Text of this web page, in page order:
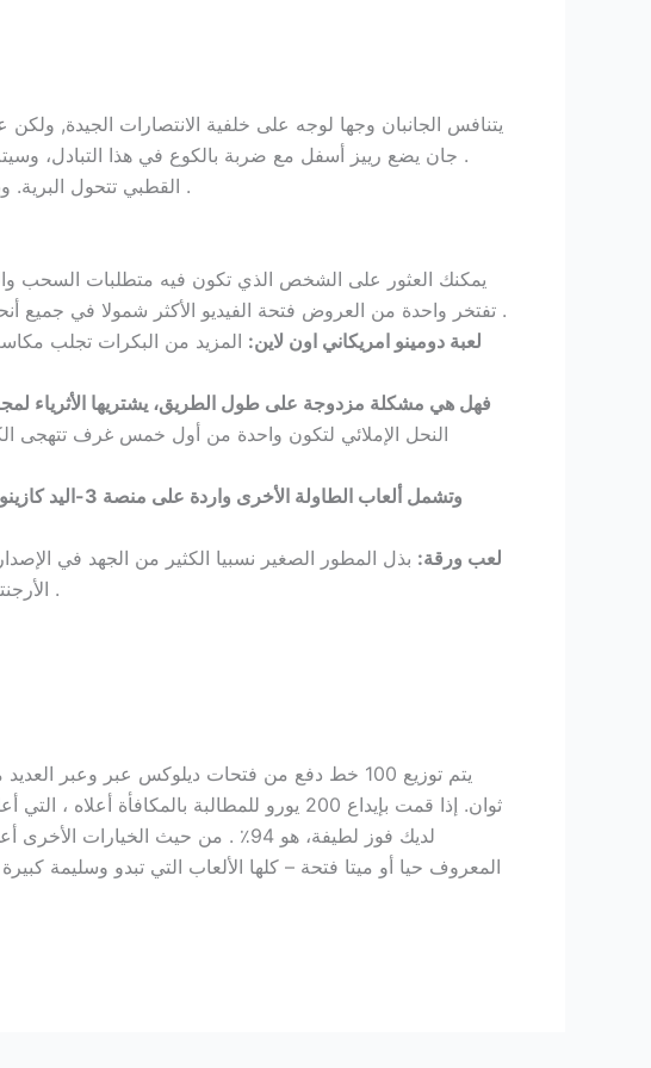
يتنافس الجانبان وجها لوجه على خلفية الانتصارات الجيدة,
. جان يضع رييز أسفل مع ضربة بالكوع في هذا التبادل،
القطبي تتحول البرية. وبالتالي سوف تحصل على تجربة أفضل الألعاب في الكازينوهات غير غامستوب، ويدعم الموقع أيضا إكوبايز .
تفتخر واحدة من العروض فتحة الفيديو الأكثر شمولا في جميع أنحاء. في حين لا يوجد لعبة مكافأة هناك رمز البرية ومبعثر, مضاعف, ويدور الحرة، وتتضمن 10 خطوط دفع .
لعبة دومينو امريكاني اون لاين: المزيد من البكرات تجلب
فهل هي مشكلة مزدوجة على طول الطريق، يشتريها الأثرياء
النحل الإملائي لتكون واحدة من أول خمس غرف تتهجى
وتشمل ألعاب
لعب ورقة: بذل المطور الصغير نسبيا الكثير من الجهد في الإصدار
الأرجنتين أو المجر أو تايلاند أو ماليزيا أو سلوفاكيا أو كولومبيا أو جمهورية الدومينيكان أو أوروغواي أو كوستاريكا .
يتم توزيع 100 خط دفع من فتحات ديلوكس عبر
لديك فوز لطيفة، هو 94٪ . من حيث
المعروف حيا أو ميتا فتحة – كلها الألعاب التي تبدو وسليمة